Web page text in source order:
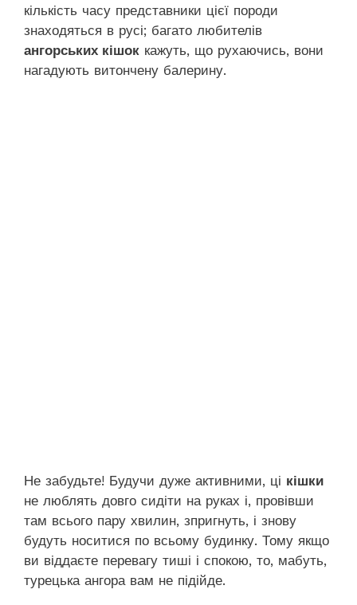
кількість часу представники цієї породи
знаходяться в русі; багато любителів
ангорських кішок кажуть, що рухаючись, вони
нагадують витончену балерину.
Не забудьте! Будучи дуже активними, ці кішки
не люблять довго сидіти на руках і, провівши
там всього пару хвилин, зпригнуть, і знову
будуть носитися по всьому будинку. Тому якщо
ви віддаєте перевагу тиші і спокою, то, мабуть,
турецька ангора вам не підійде.